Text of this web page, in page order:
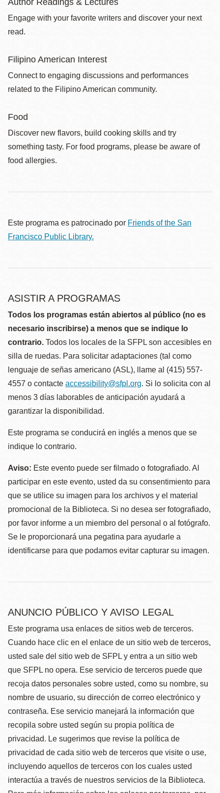
Author Readings & Lectures
Engage with your favorite writers and discover your next
read.
Filipino American Interest
Connect to engaging discussions and performances
related to the Filipino American community.
Food
Discover new flavors, build cooking skills and try
something tasty. For food programs, please be aware of
food allergies.
Este programa es patrocinado por Friends of the San
Francisco Public Library.
ASISTIR A PROGRAMAS
Todos los programas están abiertos al público (no es
necesario inscribirse) a menos que se indique lo
contrario. Todos los locales de la SFPL son accesibles en
silla de ruedas. Para solicitar adaptaciones (tal como
lenguaje de señas americano (ASL), llame al (415) 557-
4557 o contacte accessibility@sfpl.org. Si lo solicita con al
menos 3 días laborables de anticipación ayudará a
garantizar la disponibilidad.
Este programa se conducirá en inglés a menos que se
indique lo contrario.
Aviso: Este evento puede ser filmado o fotografiado. Al
participar en este evento, usted da su consentimiento para
que se utilice su imagen para los archivos y el material
promocional de la Biblioteca. Si no desea ser fotografiado,
por favor informe a un miembro del personal o al fotógrafo.
Se le proporcionará una pegatina para ayudarle a
identificarse para que podamos evitar capturar su imagen.
ANUNCIO PÚBLICO Y AVISO LEGAL
Este programa usa enlaces de sitios web de terceros.
Cuando hace clic en el enlace de un sitio web de terceros,
usted sale del sitio web de SFPL y entra a un sitio web
que SFPL no opera. Ese servicio de terceros puede que
recoja datos personales sobre usted, como su nombre, su
nombre de usuario, su dirección de correo electrónico y
contraseña. Ese servicio manejará la información que
recopila sobre usted según su propia política de
privacidad. Le sugerimos que revise la política de
privacidad de cada sitio web de terceros que visite o use,
incluyendo aquellos de terceros con los cuales usted
interactúa a través de nuestros servicios de la Biblioteca.